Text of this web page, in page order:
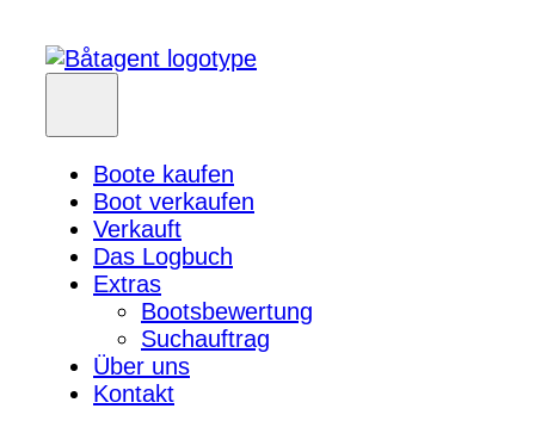
Boote kaufen
Boot verkaufen
Verkauft
Das Logbuch
Extras
Bootsbewertung
Suchauftrag
Über uns
Kontakt